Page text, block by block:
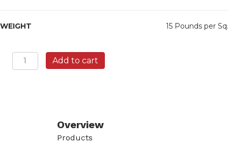
WEIGHT 15 Pounds per Sq.
Nicotine
Limestone
Add to cart
Overview
Products